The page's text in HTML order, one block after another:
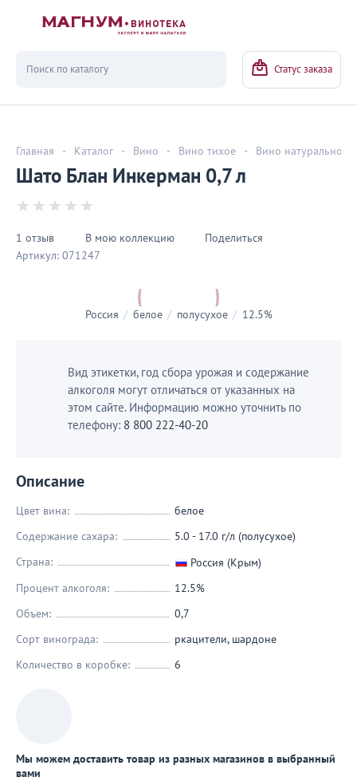
Статус заказа
Главная - Каталог - Вино - Вино тихое - Вино натуральное
Шато Блан Инкерман 0,7 л
1 отзыв В мою коллекцию
Поделиться
Артикул: 071247
Россия / белое / полусухое / 12.5%
Вид этикетки, год сбора урожая и содержание
алкоголя могут отличаться от указанных на
этом сайте. Информацию можно уточнить по
телефону: 8 800 222-40-20
Описание
Цвет вина:
белое
Содержание сахара:
5.0 - 17.0 г/л (полусухое)
Страна:
Россия (Крым)
Процент алкоголя:
12.5%
Объем:
0,7
Сорт винограда:
ркацители, шардоне
Количество в коробке:
6
Мы можем доставить товар из разных магазинов в выбранный
вами